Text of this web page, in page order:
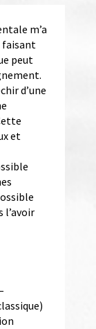
m’a
faisant
peut
d’une
et
l’avoir